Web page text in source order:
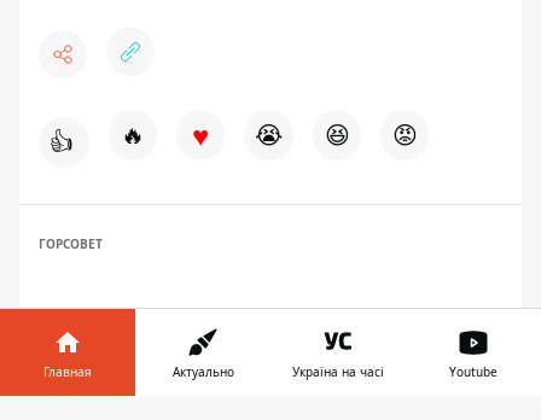
👍 🔥 ♥ 😭 😆 😡
ГОРСОВЕТ
Главная Актуально Україна на часі Youtube